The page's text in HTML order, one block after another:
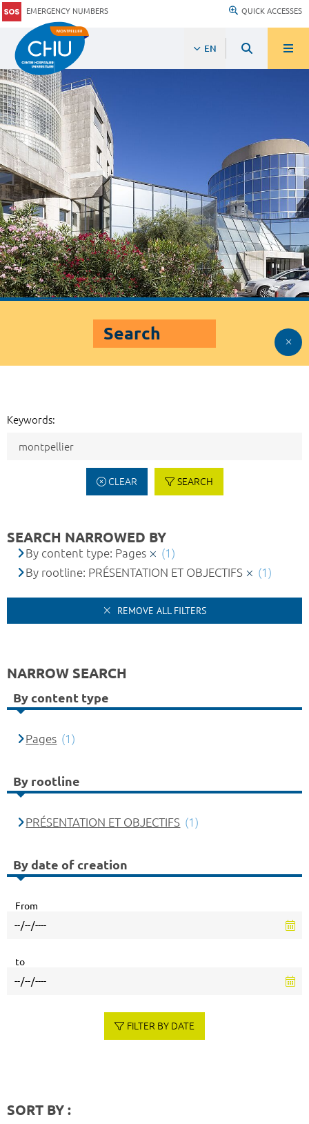
EMERGENCY NUMBERS QUICK ACCESSES
EN
Search
Keywords:
CLEAR SEARCH
SEARCH NARROWED BY
By content type: Pages
(1)
By rootline: PRÉSENTATION ET OBJECTIFS
(1)
REMOVE ALL FILTERS
NARROW SEARCH
By content type
Pages (1)
By rootline
PRÉSENTATION ET OBJECTIFS (1)
By date of creation
From
to
FILTER BY DATE
SORT BY :